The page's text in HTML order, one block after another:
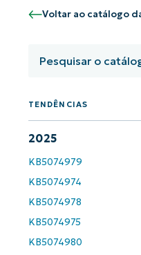
Voltar ao catálogo
TENDÊNCIAS
2025
KB5074979
KB5074974
KB5074978
KB5074975
KB5074980
Comece a
name*
number*
name*